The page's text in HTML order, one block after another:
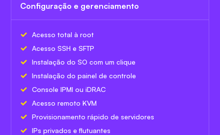
Configuração e gerenciamento
Acesso total à root
Acesso SSH e SFTP
Instalação do SO com um clique
Instalação do painel de controle
Console IPMI ou iDRAC
Acesso remoto KVM
Provisionamento rápido de servidores
IPs privados e flutuantes